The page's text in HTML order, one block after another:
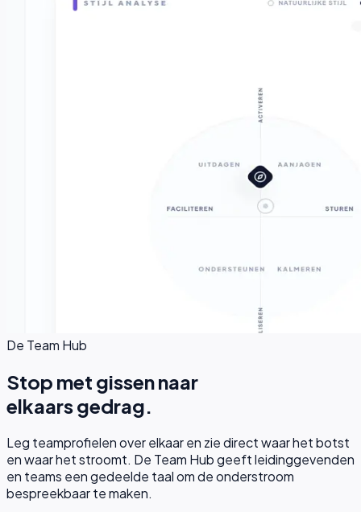
De Team Hub
Stop met gissen naar
elkaars gedrag.
Leg teamprofielen over elkaar en zie direct waar het botst
en waar het stroomt. De Team Hub geeft leidinggevenden
en teams een gedeelde taal om de onderstroom
bespreekbaar te maken.